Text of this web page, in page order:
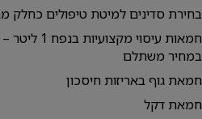
בחירת סדינים למיטת טיפולים כחלק
חמאות
במחיר משתלם
חמאת גוף באריזות חיסכון
חמאת דקל